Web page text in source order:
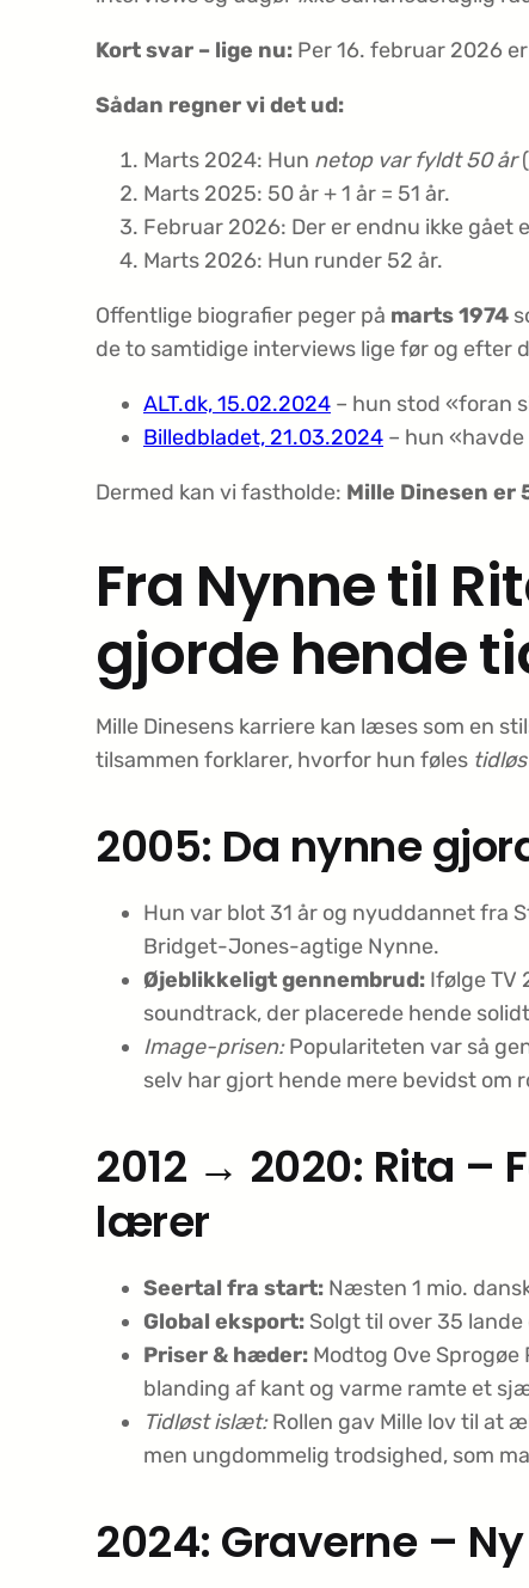
Kort svar – lige nu: Per 16. februar 2026
Sådan regner vi det ud:
Marts 2024: Hun netop var fyldt 50 år
Marts 2025: 50 år + 1 år = 51 år.
Februar 2026: Der er endnu ikke gået
Marts 2026: Hun runder 52 år.
Offentlige biografier peger på marts 1974
de to samtidige interviews lige før og efter
ALT.dk, 15.02.2024 – hun stod «foran
Billedbladet, 21.03.2024 – hun
Dermed kan vi fastholde: Mille Dinesen er
Fra Nynne til
gjorde hende
Mille Dinesens karriere kan læses som en
tilsammen forklarer, hvorfor hun føles tidløs
2005: Da nynne
Hun var blot 31 år og nyuddannet fra
Bridget-Jones-agtige Nynne.
Øjeblikkeligt gennembrud: Ifølge TV
soundtrack, der placerede hende
Image-prisen:Populariteten var så
selv har gjort hende mere bevidst om
2012 → 2020: Rita
lærer
Seertal fra start: Næsten 1 mio.
Global eksport: Solgt til over 35
Priser & hæder: Modtog Ove
blanding af kant og varme ramte et
Tidløst islæt:Rollen gav Mille lov til at
men ungdommelig trodsighed, som
2024: Graverne –